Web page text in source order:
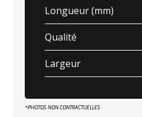
Longueur (mm)
Qualité
Largeur
*PHOTOS NON CONTRACTUELLES